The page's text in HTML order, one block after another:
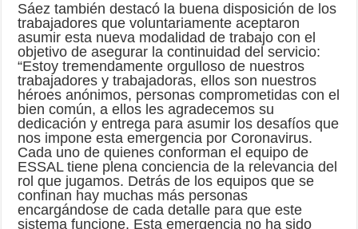
Sáez también destacó la buena disposición de los
trabajadores que voluntariamente aceptaron
asumir esta nueva modalidad de trabajo con el
objetivo de asegurar la continuidad del servicio:
“Estoy tremendamente orgulloso de nuestros
trabajadores y trabajadoras, ellos son nuestros
héroes anónimos, personas comprometidas con el
bien común, a ellos les agradecemos su
dedicación y entrega para asumir los desafíos que
nos impone esta emergencia por Coronavirus.
Cada uno de quienes conforman el equipo de
ESSAL tiene plena conciencia de la relevancia del
rol que jugamos. Detrás de los equipos que se
confinan hay muchas más personas
encargándose de cada detalle para que este
sistema funcione. Esta emergencia no ha sido